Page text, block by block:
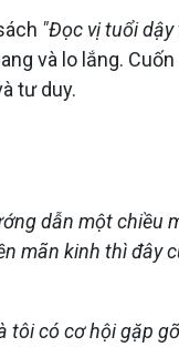
"Đọc vị tuổi dậy
và lo lắng.
tư duy.
dẫn một
mãn kinh thì
có cơ hội gặp